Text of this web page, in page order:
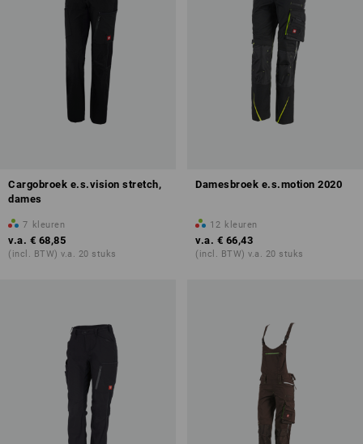
Cargobroek e.s.vision stretch,
dames
7 kleuren
v.a. € 68,85
(incl. BTW) v.a. 20 stuks
Damesbroek e.s.motion 2020
12 kleuren
v.a. € 66,43
(incl. BTW) v.a. 20 stuks